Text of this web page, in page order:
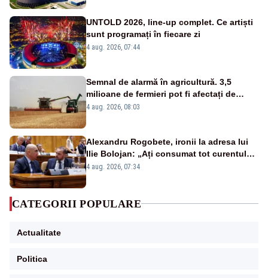
UNTOLD 2026, line-up complet. Ce artiști
sunt programați în fiecare zi
4 aug. 2026, 07:44
Semnal de alarmă în agricultură. 3,5
milioane de fermieri pot fi afectați de
strategia pentru conservarea
4 aug. 2026, 08:03
Alexandru Rogobete, ironii la adresa lui
Ilie Bolojan: „Ați consumat tot curentul
urmărind șobolani imaginari”
4 aug. 2026, 07:34
CATEGORII POPULARE
Actualitate
Politica